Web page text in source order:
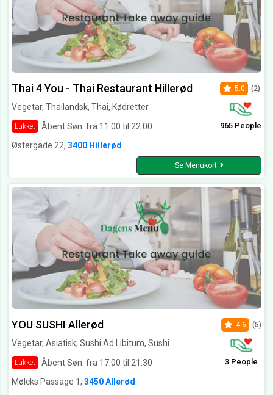
Thai 4 You - Thai Restaurant Hillerød
Vegetar, Thailandsk, Thai, Kødretter
Lukket Åbent Søn. fra 11:00 til 22:00
5.0 (2)
965 People
Østergade 22, 3400 Hillerød
Se Menukort
YOU SUSHI Allerød
Vegetar, Asiatisk, Sushi Ad Libitum, Sushi
Lukket Åbent Søn. fra 17:00 til 21:30
4.6 (5)
3 People
Mølcks Passage 1, 3450 Allerød